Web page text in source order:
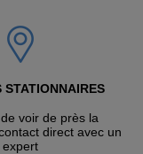
STATIONNAIRES
voir de près la
direct avec un
expert